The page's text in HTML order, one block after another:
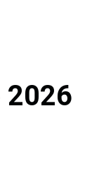
2026